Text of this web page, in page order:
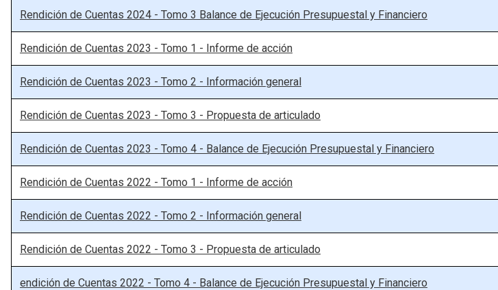
Rendición de Cuentas 2024 - Tomo 3 Balance de Ejecución Presupuestal y Financiero
Rendición de Cuentas 2023 - Tomo 1 - Informe de acción
Rendición de Cuentas 2023 - Tomo 2 - Información general
Rendición de Cuentas 2023 - Tomo 3 - Propuesta de articulado
Rendición de Cuentas 2023 - Tomo 4 - Balance de Ejecución Presupuestal y Financiero
Rendición de Cuentas 2022 - Tomo 1 - Informe de acción
Rendición de Cuentas 2022 - Tomo 2 - Información general
Rendición de Cuentas 2022 - Tomo 3 - Propuesta de articulado
endición de Cuentas 2022 - Tomo 4 - Balance de Ejecución Presupuestal y Financiero